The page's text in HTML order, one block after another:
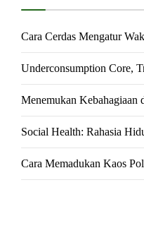
Cara Cerdas Mengatur
Underconsumption Core,
Menemukan Kebahagiaan
Social Health: Rahasia
Cara Memadukan Kaos